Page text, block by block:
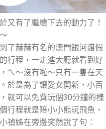
又有了繼續下去的動力了！
了赫赫有名的澳門銀河渡假
行程，一走進大廳就看到好
ㄟ～沒有啦～只有一隻在天
於是為了讓愛女開新，小百
就可以免費玩個30分鐘的樣
行程就是陪小小熊玩飛魚，
禎姊在旁邊突然說了句：